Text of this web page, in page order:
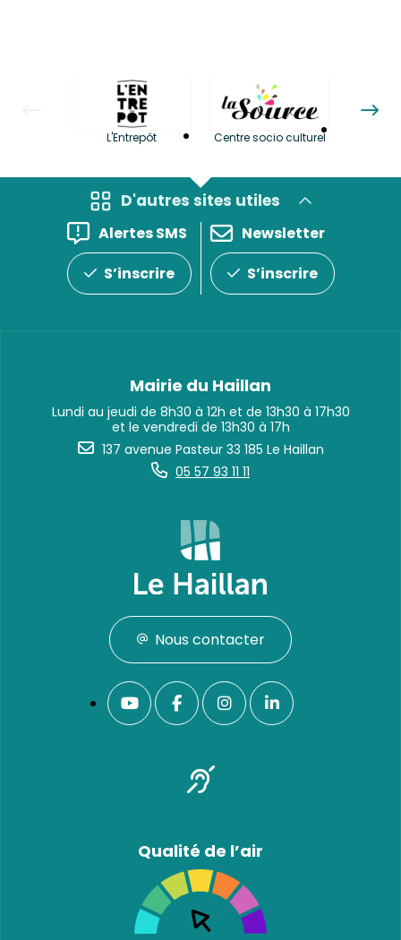
L'Entrepôt Centre socio culturel
D'autres sites utiles
Alertes SMS
S’inscrire
Newsletter
S’inscrire
Mairie du Haillan
Lundi au jeudi de 8h30 à 12h et de 13h30 à 17h30
et le vendredi de 13h30 à 17h
137 avenue Pasteur 33 185 Le Haillan
05 57 93 11 11
Nous contacter
Qualité de l’air